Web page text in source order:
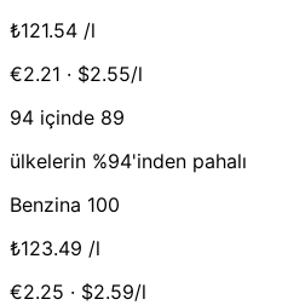
₺121.54 /l
€2.21 · $2.55/l
94 içinde 89
ülkelerin %94'inden pahalı
Benzina 100
₺123.49 /l
€2.25 · $2.59/l